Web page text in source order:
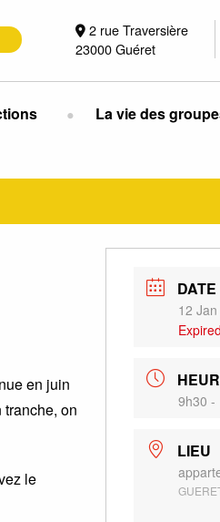
2 rue Traversière
23000 Guéret
La vie des
en juin
on
le
DATE
12
9h30 -
LIEU